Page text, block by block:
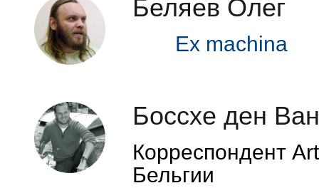
Беляев Олег
Ex machina
Боссхе ден
Корреспондент
Бельгии